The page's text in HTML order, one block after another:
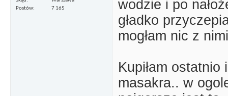
Postów
7 165
wodzie i po
gładko
mogłam nic z
Kupiłam
masakra.. w